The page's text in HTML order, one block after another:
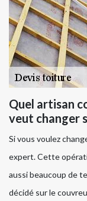
Quel artisan
veut changer
Si vous voulez
expert. Cette
aussi beaucoup de
décidé sur le